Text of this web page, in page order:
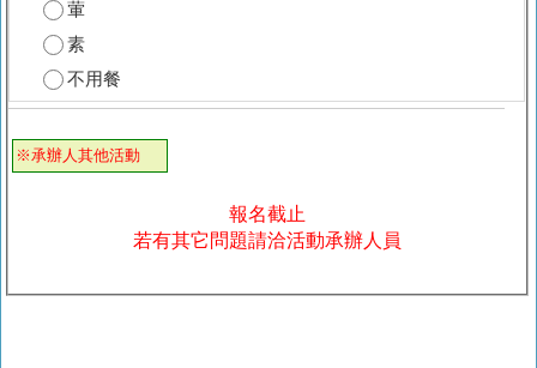
葷
素
不用餐
※承辦人其他活動
報名截止
若有其它問題請洽活動承辦人員